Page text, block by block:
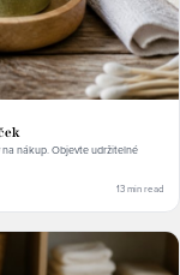
nákup. Objevte udržitelné
13 min read